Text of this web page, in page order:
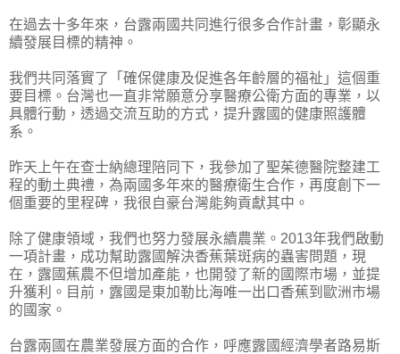
在過去十多年來，台露兩國共同進行很多合作計畫，彰顯永
續發展目標的精神。
我們共同落實了「確保健康及促進各年齡層的福祉」這個重
要目標。台灣也一直非常願意分享醫療公衛方面的專業，以
具體行動，透過交流互助的方式，提升露國的健康照護體
系。
昨天上午在查士納總理陪同下，我參加了聖茱德醫院整建工
程的動土典禮，為兩國多年來的醫療衛生合作，再度創下一
個重要的里程碑，我很自豪台灣能夠貢獻其中。
除了健康領域，我們也努力發展永續農業。2013年我們啟動
一項計畫，成功幫助露國解決香蕉葉斑病的蟲害問題，現
在，露國蕉農不但增加產能，也開發了新的國際市場，並提
升獲利。目前，露國是東加勒比海唯一出口香蕉到歐洲市場
的國家。
台露兩國在農業發展方面的合作，呼應露國經濟學者路易斯